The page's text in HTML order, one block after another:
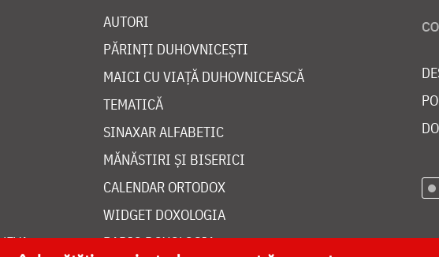
AUTORI
PĂRINȚI DUHOVNICEȘTI
MAICI CU VIAȚĂ DUHOVNICEASCĂ
TEMATICĂ
SINAXAR ALFABETIC
MĂNĂSTIRI ȘI BISERICI
CALENDAR ORTODOX
WIDGET DOXOLOGIA
RADIO DOXOLOGIA